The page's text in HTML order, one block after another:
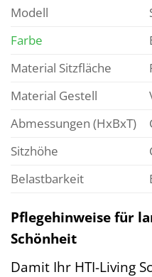
Modell
Farbe
Material Sitzfläche
Material Gestell
Abmessungen (HxBxT)
Sitzhöhe
Belastbarkeit
Pflegehinweise für
Schönheit
Damit Ihr HTI-Living